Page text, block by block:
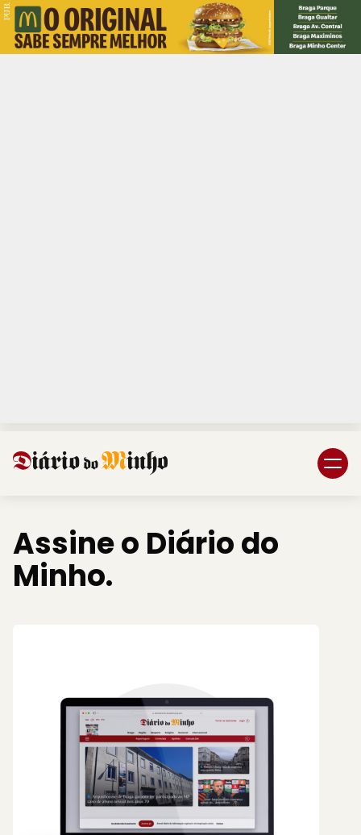
PUB.
Assine o Diário do
Minho.